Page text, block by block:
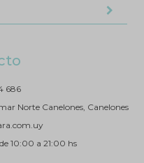
686
Norte Canelones, Canelones
10:00 a 21:00 hs